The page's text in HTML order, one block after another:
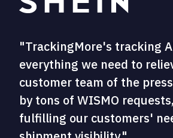
"TrackingMore's tracking
everything we need to
customer team of the
by tons of WISMO
fulfilling our customers'